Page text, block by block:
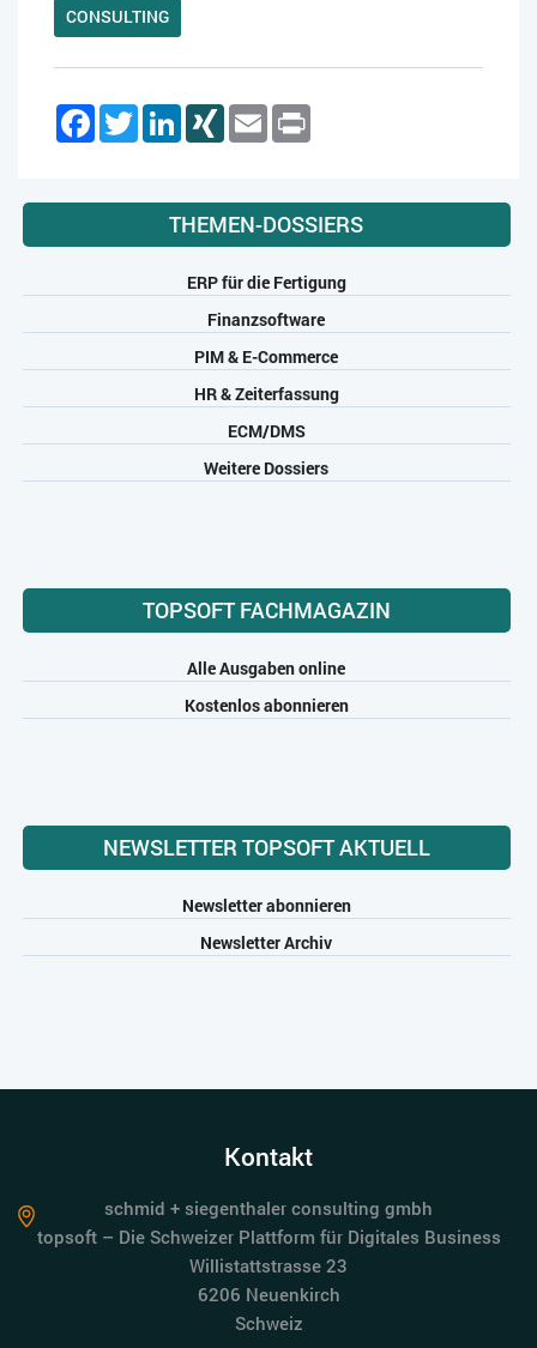
CONSULTING
Facebook
TwitterLinkedInXING Email
THEMEN-DOSSIERS
ERP für die Fertigung
Finanzsoftware
PIM & E-Commerce
HR & Zeiterfassung
ECM/DMS
Weitere Dossiers
TOPSOFT FACHMAGAZIN
Alle Ausgaben online
Kostenlos abonnieren
NEWSLETTER TOPSOFT AKTUELL
Newsletter abonnieren
Newsletter Archiv
Kontakt
schmid + siegenthaler consulting gmbh
topsoft – Die Schweizer Plattform für Digitales Business
Willistattstrasse 23
6206 Neuenkirch
Schweiz